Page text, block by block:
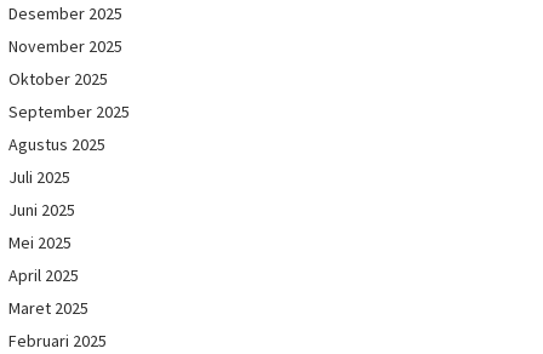
Desember 2025
November 2025
Oktober 2025
September 2025
Agustus 2025
Juli 2025
Juni 2025
Mei 2025
April 2025
Maret 2025
Februari 2025